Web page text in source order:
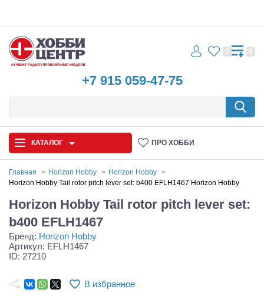
+7 915 059-47-75
0 0
КАТАЛОГ ПРО ХОББИ
Запчасти и аксессуары
Игрушки
Главная Horizon Hobby
Horizon Hobby
Horizon Hobby Tail rotor pitch lever set: b400 EFLH1467 Horizon Hobby
Horizon Hobby Tail rotor pitch lever set:
b400 EFLH1467
Бренд: Horizon Hobby
Артикул: EFLH1467
ID: 27210
В избранное